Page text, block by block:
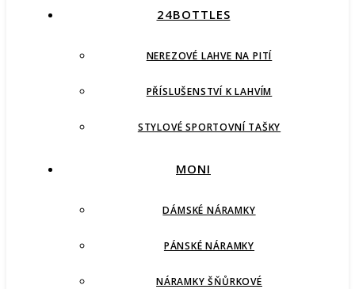
24BOTTLES
NEREZOVÉ LAHVE NA PITÍ
PŘÍSLUŠENSTVÍ K LAHVÍM
STYLOVÉ SPORTOVNÍ TAŠKY
MONI
DÁMSKÉ NÁRAMKY
PÁNSKÉ NÁRAMKY
NÁRAMKY ŠŇŮRKOVÉ